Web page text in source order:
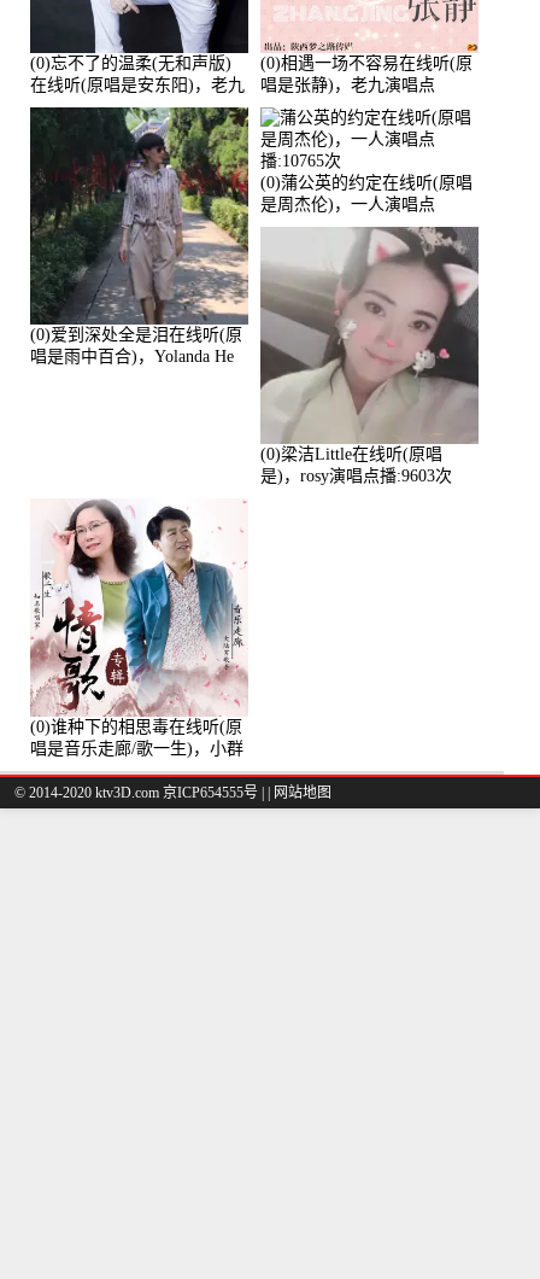
(0)忘不了的温柔(无和声版)
在线听(原唱是安东阳)，老九
演唱点播:17392次
(0)相遇一场不容易在线听(原
唱是张静)，老九演唱点
播:11453次
(0)爱到深处全是泪在线听(原
唱是雨中百合)，Yolanda He
(0)蒲公英的约定在线听(原唱
是周杰伦)，一人演唱点
播:10765次
(0)梁洁Little在线听(原唱
是)，rosy演唱点播:9603次
(0)谁种下的相思毒在线听(原
唱是音乐走廊/歌一生)，小群
演唱点播:8975次
© 2014-2020 ktv3D.com 京ICP654555号 | 网站地图